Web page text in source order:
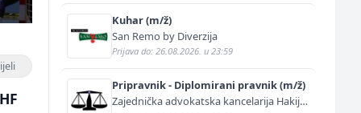
Kuhar (m/ž)
San Remo by Diverzija
Prijava do: 26.08.2026. u 23:59
Pripravnik - Diplomirani pravnik (m/ž)
Zajednička advokatska kancelarija Hakija